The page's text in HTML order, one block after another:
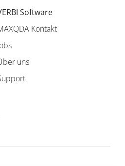
Software
Kontakt
uns